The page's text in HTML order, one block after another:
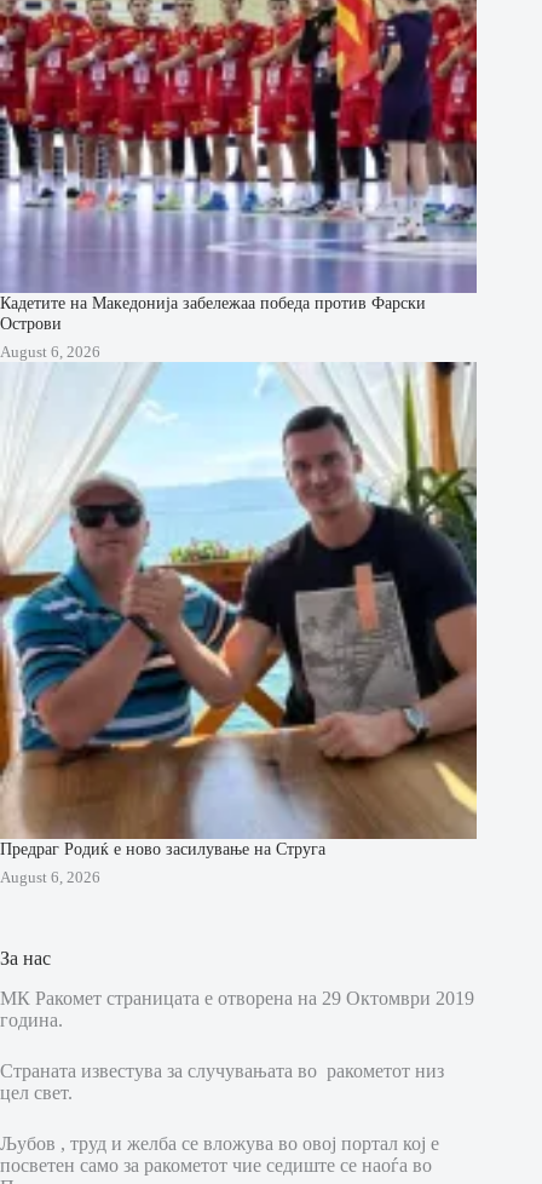
Кадетите на Македонија забележаа победа против Фарски
Острови
August 6, 2026
Предраг Родиќ е ново засилување на Струга
August 6, 2026
За нас
МК Ракомет страницата е отворена на 29 Октомври 2019
година.
Страната известува за случувањата во ракометот низ
цел свет.
Љубов , труд и желба се вложува во овој портал кој е
посветен само за ракометот чие седиште се наоѓа во